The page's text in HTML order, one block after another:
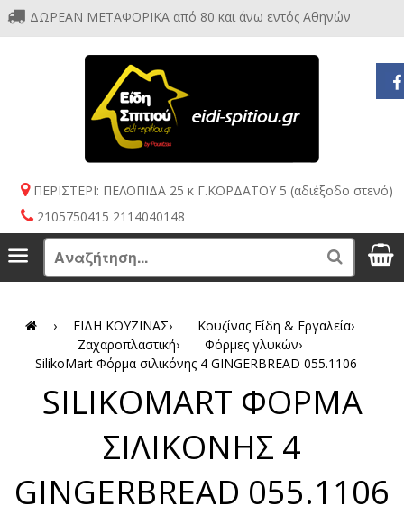
ΔΩΡΕΑΝ ΜΕΤΑΦΟΡΙΚΑ από 80 και άνω εντός Αθηνών
ΠΕΡΙΣΤΕΡΙ: ΠΕΛΟΠΙΔΑ 25 κ Γ.ΚΟΡΔΑΤΟΥ 5 (αδιέξοδο στενό)
2105750415 2114040148
Menu Search
› ΕΙΔΗ ΚΟΥΖΙΝΑΣ› Κουζίνας Είδη & Εργαλεία›
Ζαχαροπλαστική› Φόρμες γλυκών›
SilikoMart Φόρμα σιλικόνης 4 GINGERBREAD 055.1106
SILIKOMART ΦΟΡΜΑ
ΣΙΛΙΚΟΝΗΣ 4
GINGERBREAD 055.1106